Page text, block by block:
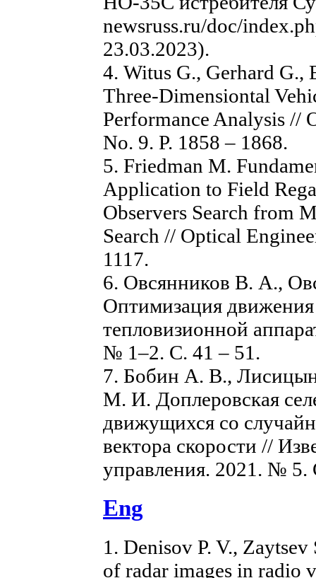
newsruss.ru/doc/
23.03.2023).
4. Witus G., Gerhard
Three-Dimensiontal
Performance Analysis //
No. 9. P. 1858 – 1868.
5. Friedman M.
Application to Field
Observers Search from
Search // Optical
1117.
6. Овсянников В. А.,
Оптимизация
тепловизионной
№ 1–2. С. 41 – 51.
7. Бобин А. В.,
М. И. Доплеровская
движущихся со
вектора скорости //
управления. 2021. № 5.
Eng
1. Denisov P. V.,
of radar images in radio